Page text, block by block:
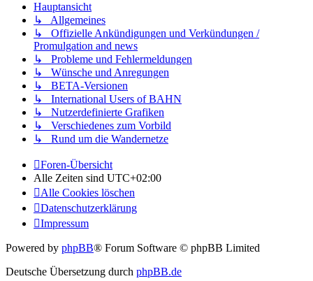
Hauptansicht
↳ Allgemeines
↳ Offizielle Ankündigungen und Verkündungen /
Promulgation and news
↳ Probleme und Fehlermeldungen
↳ Wünsche und Anregungen
↳ BETA-Versionen
↳ International Users of BAHN
↳ Nutzerdefinierte Grafiken
↳ Verschiedenes zum Vorbild
↳ Rund um die Wandernetze
Foren-Übersicht
Alle Zeiten sind UTC+02:00
Alle Cookies löschen
Datenschutzerklärung
Impressum
Powered by phpBB® Forum Software © phpBB Limited
Deutsche Übersetzung durch phpBB.de